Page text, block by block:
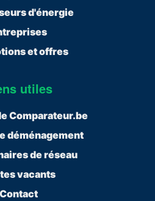
d'énergie
et offres
utiles
Comparateur.be
déménagement
de réseau
vacants
Contact